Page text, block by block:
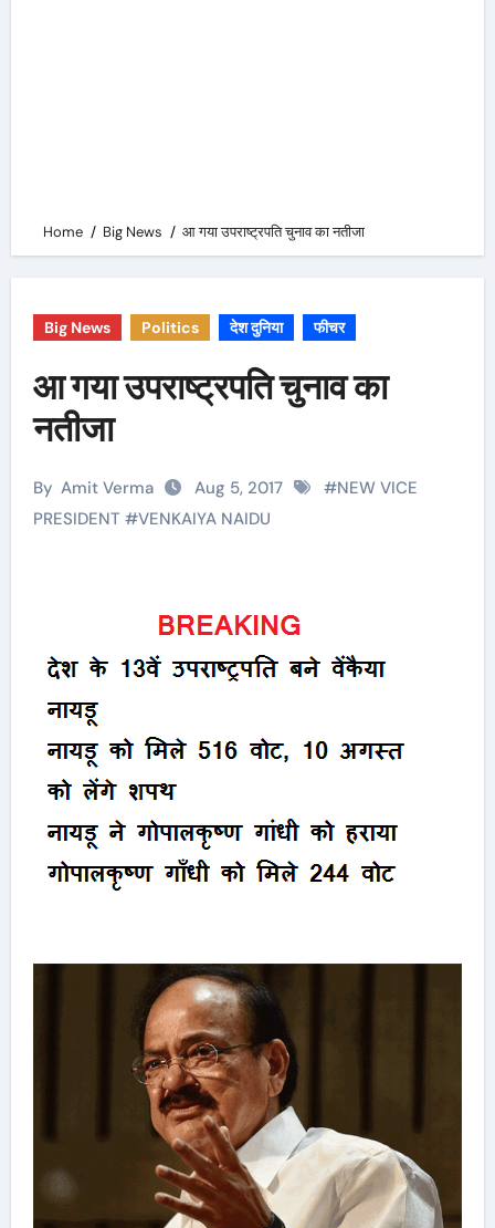
Home Big News आ गया उपराष्ट्रपति चुनाव का नतीजा
Big News Politics देश दुनिया फीचर
आ गया उपराष्ट्रपति चुनाव का
नतीजा
By Amit Verma Aug 5, 2017 #NEW VICE
PRESIDENT #VENKAIYA NAIDU